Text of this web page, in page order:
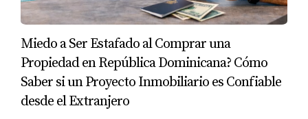
Evaluación Bancaria
Finalmente, se llevará a cabo una evaluación bancaria
completa donde se analizará toda la información
presentada. Este paso es crucial para determinar si se
aprueba o no tu solicitud.
Miedo a Ser Estafado al Comprar una
Propiedad en República Dominicana? Cómo
Saber si un Proyecto Inmobiliario es Confiable
desde el Extranjero